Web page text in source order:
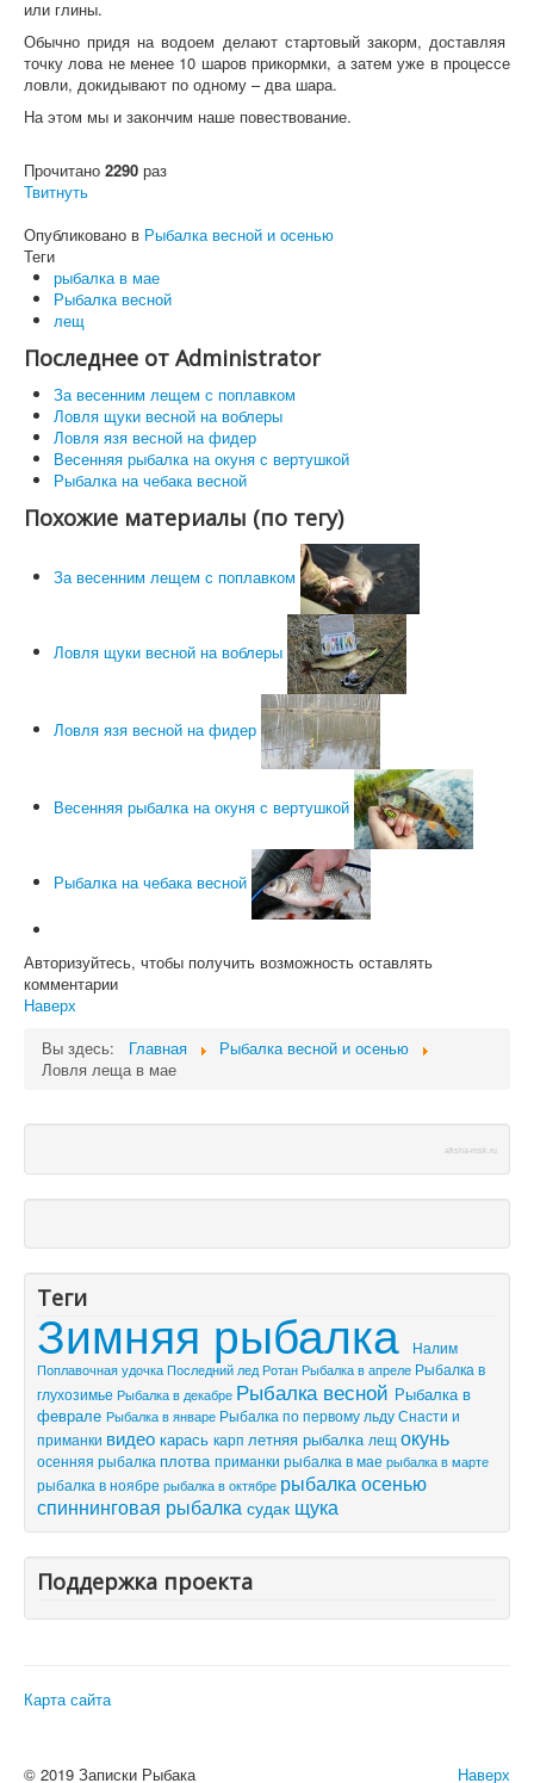
или глины.
Обычно придя на водоем делают стартовый закорм, доставляя
точку лова не менее 10 шаров прикормки, а затем уже в процессе
ловли, докидывают по одному – два шара.
На этом мы и закончим наше повествование.
Прочитано 2290 раз
Твитнуть
Опубликовано в Рыбалка весной и осенью
Теги
рыбалка в мае
Рыбалка весной
лещ
Последнее от Administrator
За весенним лещем с поплавком
Ловля щуки весной на воблеры
Ловля язя весной на фидер
Весенняя рыбалка на окуня с вертушкой
Рыбалка на чебака весной
Похожие материалы (по тегу)
За весенним лещем с поплавком
Ловля щуки весной на воблеры
Ловля язя весной на фидер
Весенняя рыбалка на окуня с вертушкой
Рыбалка на чебака весной
Авторизуйтесь, чтобы получить возможность оставлять
комментарии
Наверх
Вы здесь:
Главная
Рыбалка весной и осенью
Ловля леща в мае
afisha-msk.ru
Теги
Зимняя рыбалка
Налим
Поплавочная удочкаПоследний лед Ротан Рыбалка в апреле Рыбалка в
глухозимье Рыбалка в декабре Рыбалка весной Рыбалка в
феврале Рыбалка в январе Рыбалка по первому льдуСнасти и
приманки видео карась карп летняя рыбалка лещ окунь
осенняя рыбалка плотваприманки рыбалка в мае рыбалка в марте
рыбалка в ноябре рыбалка в октябре рыбалка осенью
спиннинговая рыбалкасудак щука
Поддержка проекта
Карта сайта
Наверх
© 2019 Записки Рыбака